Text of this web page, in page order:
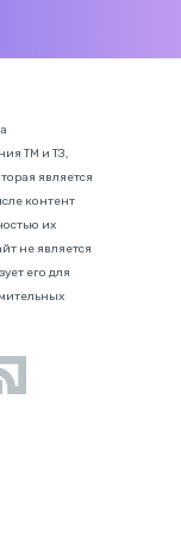
ТМ и ТЗ,
является
контент
их
не является
его для